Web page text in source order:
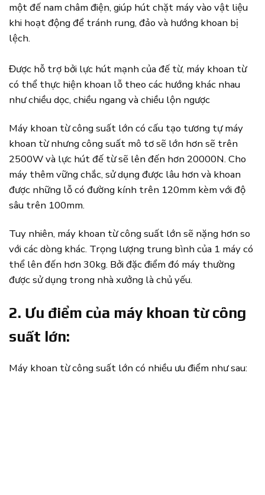
một đế nam châm điện, giúp hút chặt máy vào vật liệu
khi hoạt động để tránh rung, đảo và hướng khoan bị
lệch.
Được hỗ trợ bởi lực hút mạnh của đế từ, máy khoan từ
có thể thực hiện khoan lỗ theo các hướng khác nhau
như chiều dọc, chiều ngang và chiều lộn ngược
Máy khoan từ công suất lớn có cấu tạo tương tự máy
khoan từ nhưng công suất mô tơ sẽ lớn hơn sẽ trên
2500W và lực hút đế từ sẽ lên đến hơn 20000N. Cho
máy thêm vững chắc, sử dụng được lâu hơn và khoan
được những lỗ có đường kính trên 120mm kèm với độ
sâu trên 100mm.
Tuy nhiên, máy khoan từ công suất lớn sẽ nặng hơn so
với các dòng khác. Trọng lượng trung bình của 1 máy có
thể lên đến hơn 30kg. Bởi đặc điểm đó máy thường
được sử dụng trong nhà xưởng là chủ yếu.
2. Ưu điểm của máy khoan từ công
suất lớn:
Máy khoan từ công suất lớn có nhiều ưu điểm như sau: